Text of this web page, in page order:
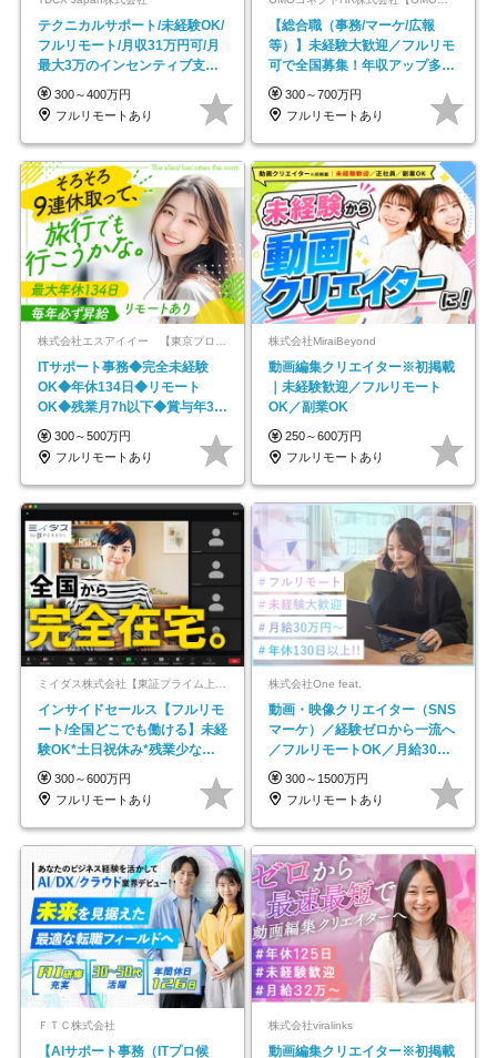
テクニカルサポート/未経験OK/
フルリモート/月収31万円可/月
最大3万のインセンティブ支給/
平均年齢33歳
300～400万円
フルリモートあり
【総合職（事務/マーケ/広報
等）】未経験大歓迎／フルリモ
可で全国募集！年収アップ多数
★年休最大130日★
300～700万円
フルリモートあり
株式会社エスアイイー 【東京プロマーケット上場】
ITサポート事務◆完全未経験
OK◆年休134日◆リモート
OK◆残業月7h以下◆賞与年3回
◆5年目まで必ず昇給
300～500万円
フルリモートあり
株式会社MiraiBeyond
動画編集クリエイター※初掲載
｜未経験歓迎／フルリモート
OK／副業OK
250～600万円
フルリモートあり
インサイドセールス【フルリモ
ート/全国どこでも働ける】未経
験OK*土日祝休み*残業少なめ*
在宅勤務手当あり
300～600万円
フルリモートあり
株式会社One feat.
動画・映像クリエイター（SNS
マーケ）／経験ゼロから一流へ
／フルリモートOK／月給30万
円～／年休130日以上
300～1500万円
フルリモートあり
ＦＴＣ株式会社
【AIサポート事務（ITプロ候
株式会社viralinks
動画編集クリエイター※初掲載